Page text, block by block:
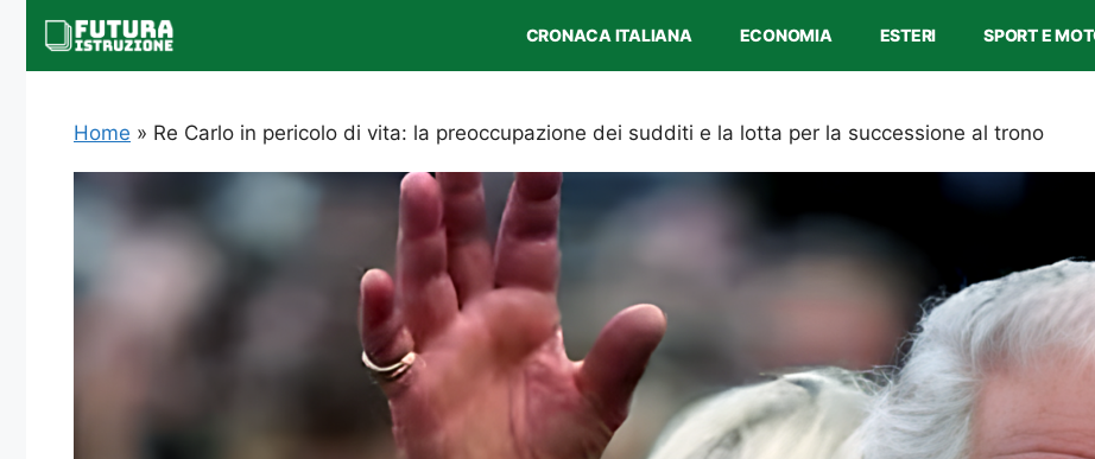
contenuto
CRONACA ITALIANA ECONOMIA ESTERI SPORT E
Home » Re Carlo in pericolo di vita: la preoccupazione dei sudditi e la lotta per la successione al trono